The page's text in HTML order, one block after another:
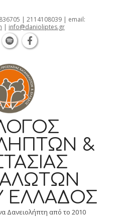
| 2114108039 | email:
| info@danioliptes.gr
&
ΕΛΛΆΔΟΣ
Δανειολήπτη από το 2010